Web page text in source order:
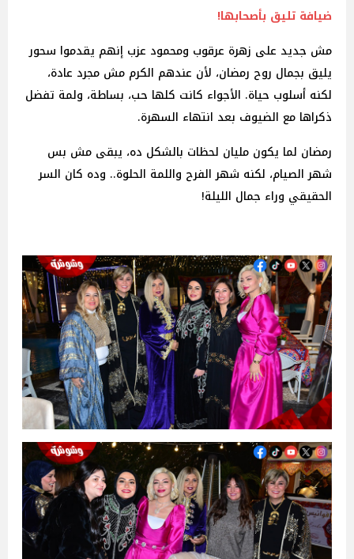
ضيافة تليق بأصحابها!
مش جديد على زهرة عرقوب ومحمود عزب إنهم يقدموا سحور
يليق بجمال روح رمضان، لأن عندهم الكرم مش مجرد عادة،
لكنه أسلوب حياة. الأجواء كانت كلها حب، بساطة، ولمة تفضل
ذكراها مع الضيوف بعد انتهاء السهرة.
رمضان لما يكون مليان لحظات بالشكل ده، يبقى مش بس
شهر الصيام، لكنه شهر الفرح واللمة الحلوة.. وده كان السر
الحقيقي وراء جمال الليلة!